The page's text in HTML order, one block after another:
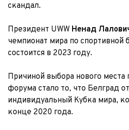
скандал.
Президент UWW Ненад
чемпионат мира по спортивной
состоится в 2023 году.
Причиной выбора нового места
форума стало то, что Белград
индивидуальный Кубка мира,
конце 2020 года.